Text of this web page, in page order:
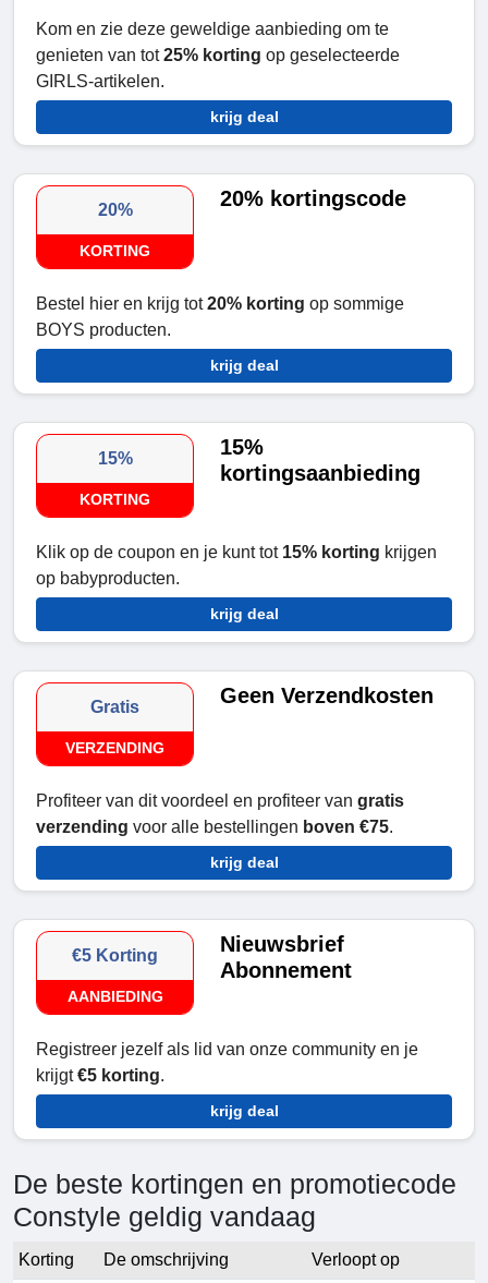
Kom en zie deze geweldige aanbieding om te
genieten van tot25% korting op geselecteerde
GIRLS-artikelen.
krijg deal
20%
KORTING
20% kortingscode
Bestel hier en krijg tot20% korting op sommige
BOYS producten.
krijg deal
15%
KORTING
15%
kortingsaanbieding
Klik op de coupon en je kunt tot 15% korting krijgen
op babyproducten.
krijg deal
Gratis
VERZENDING
Geen Verzendkosten
Profiteer van dit voordeel en profiteer van gratis
verzending voor alle bestellingen boven €75.
krijg deal
€5 Korting
AANBIEDING
Nieuwsbrief
Abonnement
Registreer jezelf als lid van onze community en je
krijgt€5 korting.
krijg deal
De beste kortingen en promotiecode
Constyle geldig vandaag
Korting De omschrijving Verloopt op